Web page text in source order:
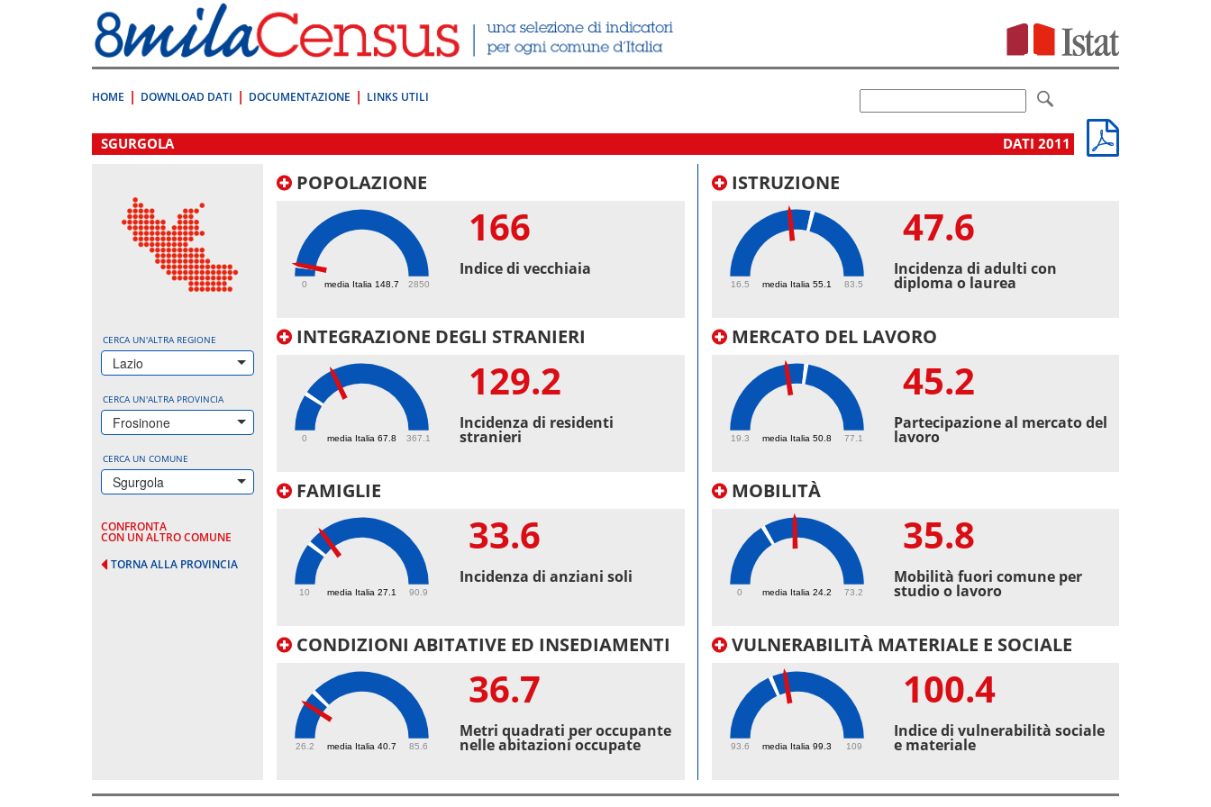
direttamente
a:
Contenuto
HOME DOWNLOAD DATI DOCUMENTAZIONE LINKS UTILI
.
SGURGOLA DATI 2011
CERCA UN'ALTRA REGIONE
Lazio
CERCA UN'ALTRA PROVINCIA
Frosinone
CERCA UN COMUNE
Sgurgola
CONFRONTA
CON UN ALTRO COMUNE
TORNA ALLA PROVINCIA
POPOLAZIONE
media Italia 148.7
0 2850
166
Indice di vecchiaia
INTEGRAZIONE DEGLI STRANIERI
media Italia 67.8
0 367.1
129.2
Incidenza di residenti
stranieri
FAMIGLIE
media Italia 27.1
10 90.9
33.6
Incidenza di anziani soli
CONDIZIONI ABITATIVE ED INSEDIAMENTI
media Italia 40.7
26.2 85.6
36.7
Metri quadrati per occupante
nelle abitazioni occupate
ISTRUZIONE
media Italia 55.1
16.5 83.5
47.6
Incidenza di adulti con
diploma o laurea
MERCATO DEL LAVORO
media Italia 50.8
19.3 77.1
45.2
Partecipazione al mercato del
lavoro
MOBILITÀ
media Italia 24.2
0 73.2
35.8
Mobilità fuori comune per
studio o lavoro
VULNERABILITÀ MATERIALE E SOCIALE
media Italia 99.3
93.6 109
100.4
Indice di vulnerabilità sociale
e materiale